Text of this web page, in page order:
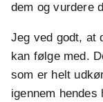
dem og vurdere
Jeg ved godt, at
kan følge med.
som er helt
igennem